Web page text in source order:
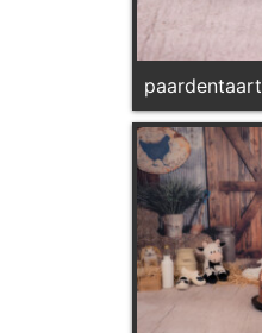
paardentaart